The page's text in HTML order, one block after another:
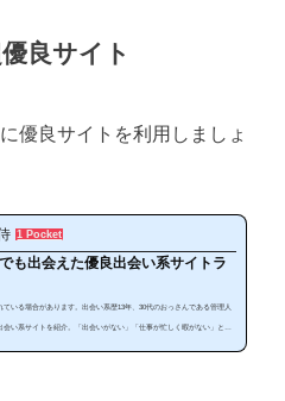
良サイト
優良サイトを利用しましょ
1 Pocket
も出会えた優良出会い系サイトラ
いる場合があります。出会い系歴13年、30代のおっさんである管理人
会い系サイトを紹介。「出会いがない」「仕事が忙しく暇がない」とい